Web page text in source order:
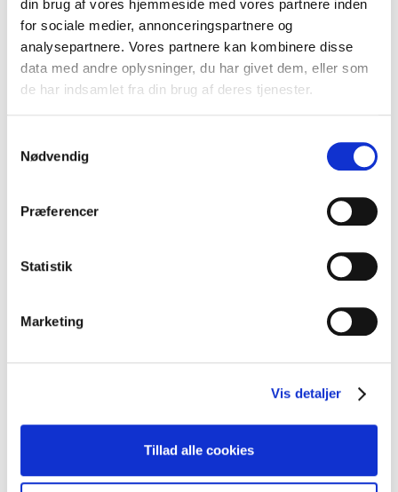
din brug af vores hjemmeside med vores partnere inden
for sociale medier, annonceringspartnere og
analysepartnere. Vores partnere kan kombinere disse
data med andre oplysninger, du har givet dem, eller som
de har indsamlet fra din brug af deres tjenester.
Nødvendig
Præferencer
Statistik
Marketing
Vis detaljer
Tillad alle cookies
Frokostbowl med Facon, æg og rødbedehummus
VIS OPSKRIFT